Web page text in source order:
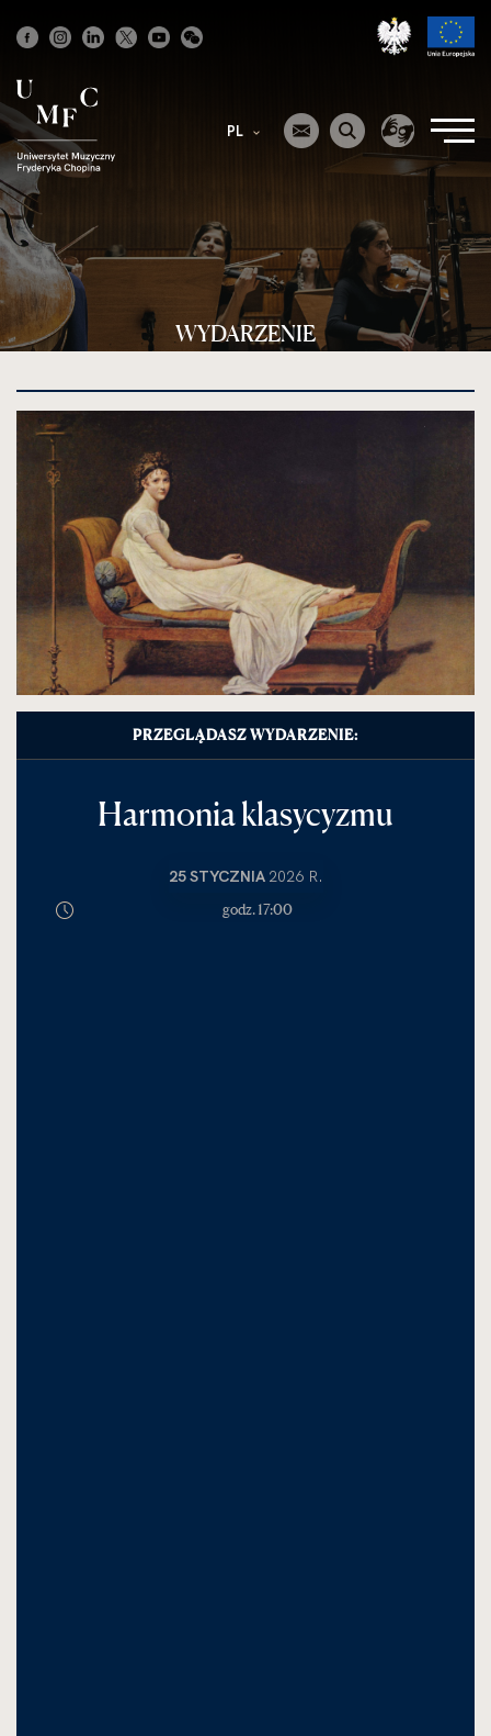
Strona
główna
PL
WYDARZENIE
PRZEGLĄDASZ WYDARZENIE:
Harmonia klasycyzmu
25 STYCZNIA 2026 R.
godz. 17:00